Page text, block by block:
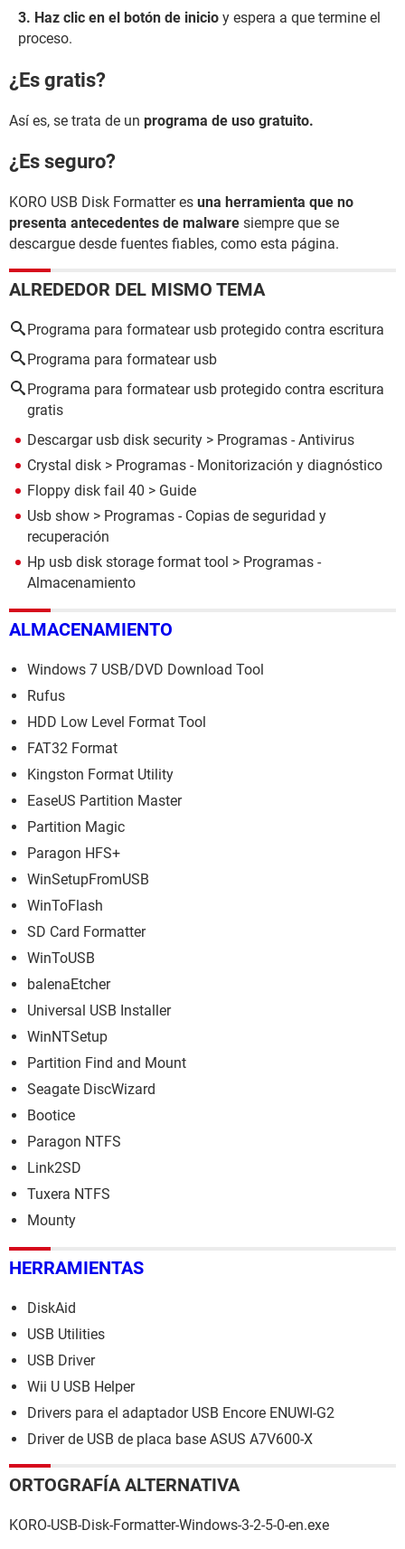
Haz clic en el botón de inicio y espera a que termine el
proceso.
¿Es gratis?
Así es, se trata de un programa de uso gratuito.
¿Es seguro?
KORO USB Disk Formatter es una herramienta que no
presenta antecedentes de malware siempre que se
descargue desde fuentes fiables, como esta página.
ALREDEDOR DEL MISMO TEMA
Programa para formatear usb protegido contra escritura
Programa para formatear usb
Programa para formatear usb protegido contra escritura
gratis
Descargar usb disk security > Programas - Antivirus
Crystal disk > Programas - Monitorización y diagnóstico
Floppy disk fail 40 > Guide
Usb show > Programas - Copias de seguridad y
recuperación
Hp usb disk storage format tool > Programas -
Almacenamiento
ALMACENAMIENTO
Windows 7 USB/DVD Download Tool
Rufus
HDD Low Level Format Tool
FAT32 Format
Kingston Format Utility
EaseUS Partition Master
Partition Magic
Paragon HFS+
WinSetupFromUSB
WinToFlash
SD Card Formatter
WinToUSB
balenaEtcher
Universal USB Installer
WinNTSetup
Partition Find and Mount
Seagate DiscWizard
Bootice
Paragon NTFS
Link2SD
Tuxera NTFS
Mounty
HERRAMIENTAS
DiskAid
USB Utilities
USB Driver
Wii U USB Helper
Drivers para el adaptador USB Encore ENUWI-G2
Driver de USB de placa base ASUS A7V600-X
ORTOGRAFÍA ALTERNATIVA
KORO-USB-Disk-Formatter-Windows-3-2-5-0-en.exe